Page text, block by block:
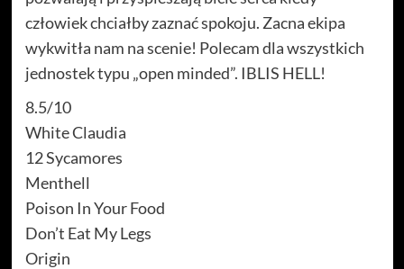
człowiek chciałby zaznać spokoju. Zacna ekipa
wykwitła nam na scenie! Polecam dla wszystkich
jednostek typu „open minded”. IBLIS HELL!
8.5/10
White Claudia
12 Sycamores
Menthell
Poison In Your Food
Don’t Eat My Legs
Origin